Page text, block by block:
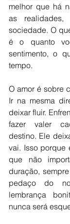
melhor que há
as
sociedade. O
é o quanto
sentimento, o
tempo.
O amor é sobre
Ir na mesma
deixar fluir.
fazer valer
destino. Ele
vai. Isso porque
que não
duração,
pedaço do
lembrança
nunca será